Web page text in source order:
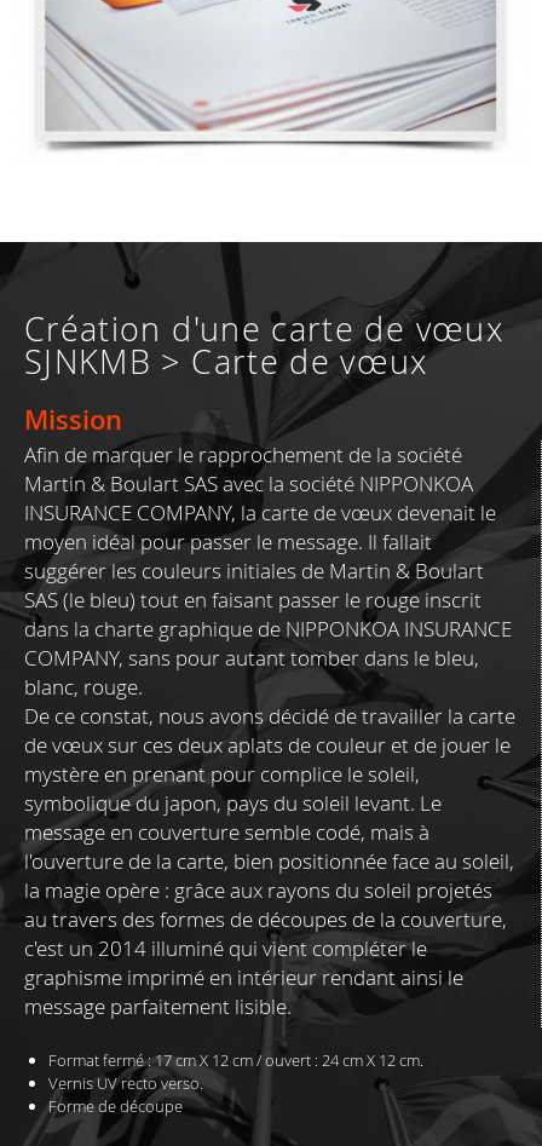
Création d'une carte de vœux
SJNKMB > Carte de vœux
Mission
Afin de marquer le rapprochement de la société
Martin & Boulart SAS avec la société NIPPONKOA
INSURANCE COMPANY, la carte de vœux devenait le
moyen idéal pour passer le message. Il fallait
suggérer les couleurs initiales de Martin & Boulart
SAS (le bleu) tout en faisant passer le rouge inscrit
dans la charte graphique de NIPPONKOA INSURANCE
COMPANY, sans pour autant tomber dans le bleu,
blanc, rouge.
De ce constat, nous avons décidé de travailler la carte
de vœux sur ces deux aplats de couleur et de jouer le
mystère en prenant pour complice le soleil,
symbolique du japon, pays du soleil levant. Le
message en couverture semble codé, mais à
l'ouverture de la carte, bien positionnée face au soleil,
la magie opère : grâce aux rayons du soleil projetés
au travers des formes de découpes de la couverture,
c'est un 2014 illuminé qui vient compléter le
graphisme imprimé en intérieur rendant ainsi le
message parfaitement lisible.
Format fermé : 17 cm X 12 cm /ouvert : 24 cm X 12 cm.
Vernis UV recto verso.
Forme de découpe